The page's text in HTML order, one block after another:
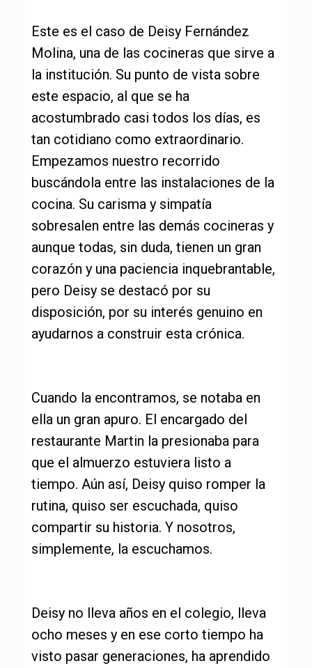
Este es el caso de Deisy Fernández
Molina, una de las cocineras que sirve a
la institución. Su punto de vista sobre
este espacio, al que se ha
acostumbrado casi todos los días, es
tan cotidiano como extraordinario.
Empezamos nuestro recorrido
buscándola entre las instalaciones de la
cocina. Su carisma y simpatía
sobresalen entre las demás cocineras y
aunque todas, sin duda, tienen un gran
corazón y una paciencia inquebrantable,
pero Deisy se destacó por su
disposición, por su interés genuino en
ayudarnos a construir esta crónica.
Cuando la encontramos, se notaba en
ella un gran apuro. El encargado del
restaurante Martin la presionaba para
que el almuerzo estuviera listo a
tiempo. Aún así, Deisy quiso romper la
rutina, quiso ser escuchada, quiso
compartir su historia. Y nosotros,
simplemente, la escuchamos.
Deisy no lleva años en el colegio, lleva
ocho meses y en ese corto tiempo ha
visto pasar generaciones, ha aprendido